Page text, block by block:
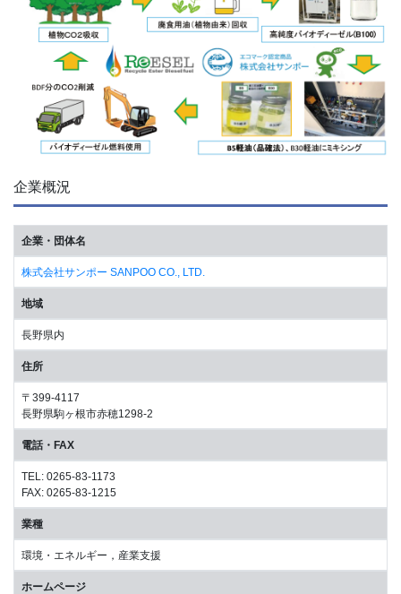
企業概況
企業・団体名
株式会社サンポー SANPOO CO., LTD.
地域
長野県内
住所
〒399-4117
長野県駒ヶ根市赤穂1298-2
電話・FAX
TEL: 0265-83-1173
FAX: 0265-83-1215
業種
環境・エネルギー，産業支援
ホームページ